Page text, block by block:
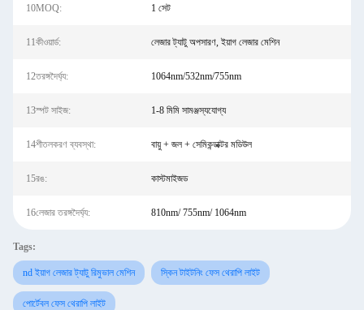
10MOQ: 1 সেট
11কীওয়ার্ড: লেজার ট্যাটু অপসারণ, ইয়াগ লেজার মেশিন
12তরঙ্গদৈর্ঘ্য: 1064nm/532nm/755nm
13স্পট সাইজ: 1-8 মিমি সামঞ্জস্যযোগ্য
14শীতলকরণ ব্যবস্থা: বায়ু + জল + সেমিকন্ডাক্টর মডিউল
15রঙ: কাস্টমাইজড
16লেজার তরঙ্গদৈর্ঘ্য: 810nm/ 755nm/ 1064nm
Tags:
nd ইয়াগ লেজার ট্যাটু রিমুভাল মেশিন স্কিন টাইটনিং ফেস থেরাপি লাইট
পোর্টেবল ফেস থেরাপি লাইট